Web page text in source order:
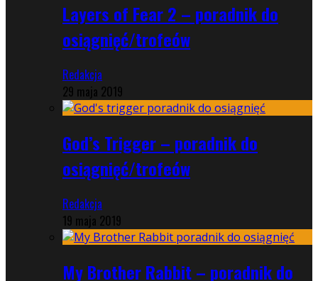
Layers of Fear 2 – poradnik do
osiągnięć/trofeów
Redakcja
29 maja 2019
God’s Trigger – poradnik do
osiągnięć/trofeów
Redakcja
19 maja 2019
My Brother Rabbit – poradnik do